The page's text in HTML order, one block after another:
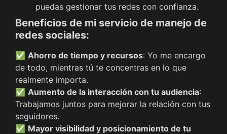
puedas gestionar tus redes con confianza.
Beneficios de mi servicio de manejo de
redes sociales:
✅ Ahorro de tiempo y recursos: Yo me encargo
de todo, mientras tú te concentras en lo que
realmente importa.
✅ Aumento de la interacción con tu audiencia:
Trabajamos juntos para mejorar la relación con tus
seguidores.
✅ Mayor visibilidad y posicionamiento de tu